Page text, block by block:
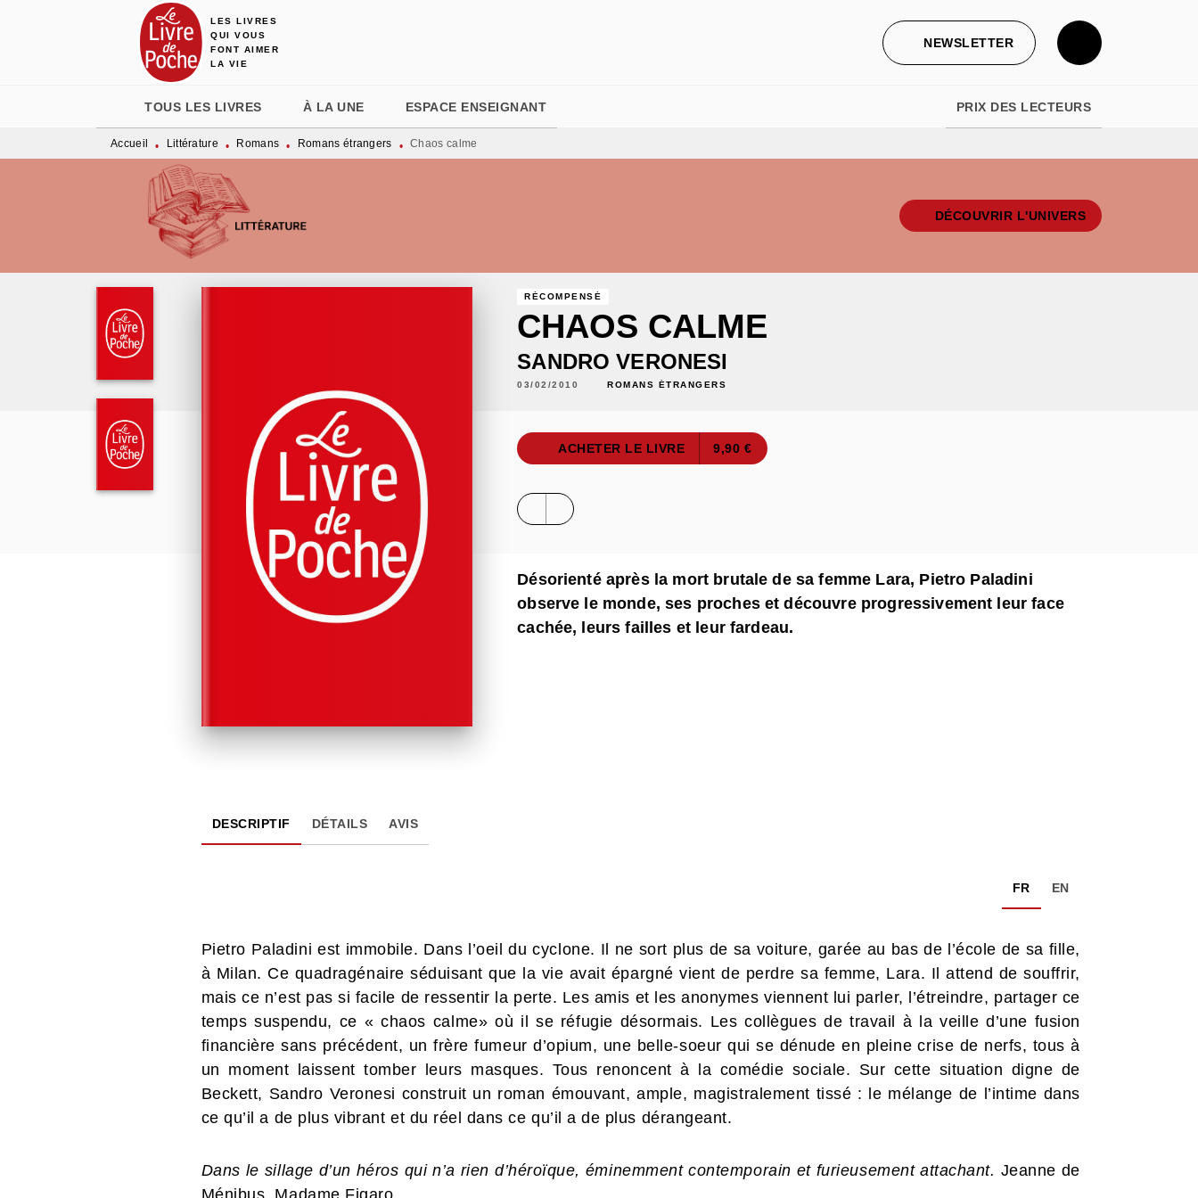
MENU RECHERCHE
LES LIVRES
QUI VOUS
FONT AIMER
LA VIE
NEWSLETTER
TOUS LES LIVRES À LA UNE ESPACE ENSEIGNANT PRIX DES LECTEURS
Accueil • Littérature • Romans • Romans étrangers • Chaos calme
DÉCOUVRIR L'UNIVERS
RÉCOMPENSÉ
CHAOS CALME
SANDRO VERONESI
03/02/2010 ROMANS ÉTRANGERS
ACHETER LE LIVRE 9,90 €
Désorienté après la mort brutale de sa femme Lara, Pietro Paladini
observe le monde, ses proches et découvre progressivement leur face
cachée, leurs failles et leur fardeau.
DESCRIPTIF DÉTAILS AVIS
FR EN
Pietro Paladini est immobile. Dans l’oeil du cyclone. Il ne sort plus de sa voiture, garée au bas de l’école de sa fille,
à Milan. Ce quadragénaire séduisant que la vie avait épargné vient de perdre sa femme, Lara. Il attend de souffrir,
mais ce n’est pas si facile de ressentir la perte. Les amis et les anonymes viennent lui parler, l’étreindre, partager ce
temps suspendu, ce « chaos calme» où il se réfugie désormais. Les collègues de travail à la veille d’une fusion
financière sans précédent, un frère fumeur d’opium, une belle-soeur qui se dénude en pleine crise de nerfs, tous à
un moment laissent tomber leurs masques. Tous renoncent à la comédie sociale. Sur cette situation digne de
Beckett, Sandro Veronesi construit un roman émouvant, ample, magistralement tissé : le mélange de l’intime dans
ce qu’il a de plus vibrant et du réel dans ce qu’il a de plus dérangeant.
Dans le sillage d’un héros qui n’a rien d’héroïque, éminemment contemporain et furieusement attachant. Jeanne de
Ménibus, Madame Figaro.